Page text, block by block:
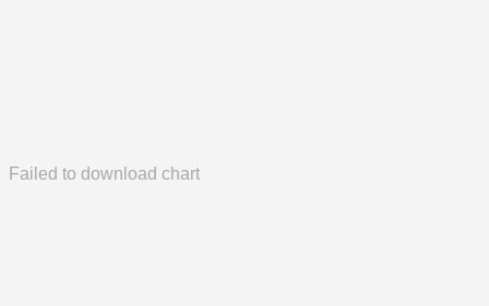
Failed to download chart